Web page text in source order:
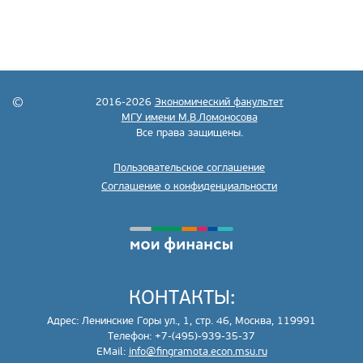
2016-2026 Экономический факультет
МГУ имени М.В.Ломоносова
Все права защищены.
Пользовательское соглашение
Соглашение о конфиденциальности
КОНТАКТЫ:
Адрес: Ленинские Горы ул., 1, стр. 46, Москва, 119991
Телефон: +7-(495)-939-35-37
EMail: info@fingramota.econ.msu.ru